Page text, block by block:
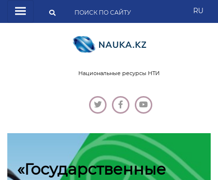
RU
Национальные ресурсы НТИ
«Государственные